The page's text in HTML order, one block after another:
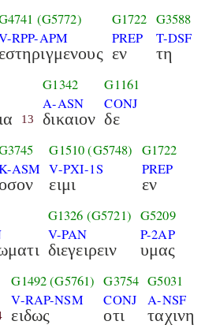
(G5772)
RPP-APM
εστηριγμενους
G1722
PREP
εν
G3588
T-DSF
τη
13
G1342
A-ASN
δικαιον
G1161
CONJ
δε
ASM
G1510 (G5748)
V-PXI-1S
ειμι
G1722
PREP
εν
G1326 (G5721)
V-PAN
διεγειρειν
G5209
P-2AP
υμας
G1492(G5761)
V-RAP-NSM
ειδως
G3754
CONJ
οτι
G5031
A-NSF
ταχινη